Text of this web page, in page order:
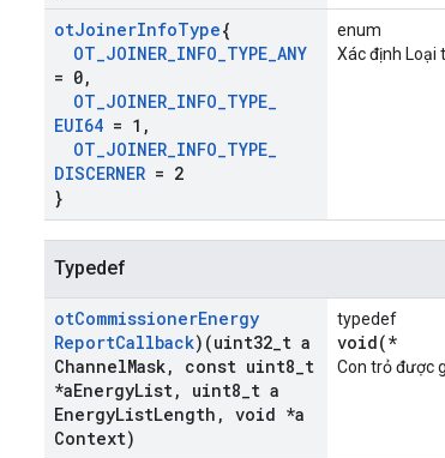
otJoinerInfoType{
OT_JOINER_INFO_TYPE_ANY
= 0,
OT_JOINER_INFO_TYPE_
EUI64 = 1 ,
OT_JOINER_INFO_TYPE_
DISCERNER = 2
}
enum
Xác định Loại
Typedef
otCommissionerEnergy
ReportCallback)(uint32 t a
ChannelMask, const uint8 t
*aEnergyList, uint8 t a
EnergyListLength , void *a
Context)
typedef
void(*
Con trỏ được